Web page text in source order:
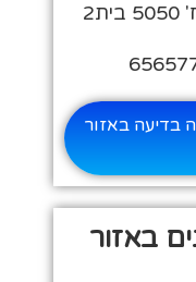
בדיעה באזור
באזור